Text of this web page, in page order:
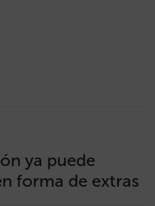
ya puede
forma de extras